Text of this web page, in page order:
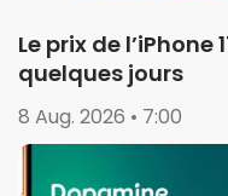
Le prix de
quelques jours
8 Aug. 2026 • 7:00